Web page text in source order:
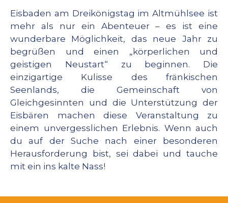
Eisbaden am Dreikönigstag im Altmühlsee ist
mehr als nur ein Abenteuer – es ist eine
wunderbare Möglichkeit, das neue Jahr zu
begrüßen und einen „körperlichen und
geistigen Neustart“ zu beginnen. Die
einzigartige Kulisse des fränkischen
Seenlands, die Gemeinschaft von
Gleichgesinnten und die Unterstützung der
Eisbären machen diese Veranstaltung zu
einem unvergesslichen Erlebnis. Wenn auch
du auf der Suche nach einer besonderen
Herausforderung bist, sei dabei und tauche
mit ein ins kalte Nass!